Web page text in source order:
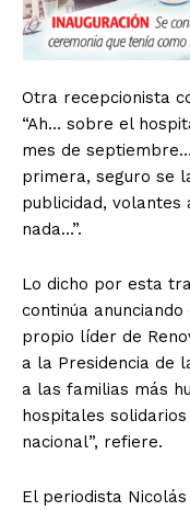
Otra recepcionista
“Ah… sobre el
mes de
primera, seguro se
publicidad,
nada…”.
Lo dicho por esta
continúa
propio líder de
a la Presidencia de
a las familias más
hospitales
nacional”, refiere.
El periodista